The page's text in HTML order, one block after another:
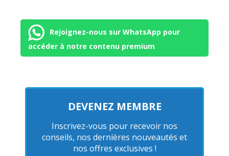
Rejoignez-nous sur WhatsApp pour
accéder à notre contenu premium
DEVENEZ MEMBRE
Inscrivez-vous pour recevoir nos
conseils, nos dernières nouveautés et
nos offres exclusives !